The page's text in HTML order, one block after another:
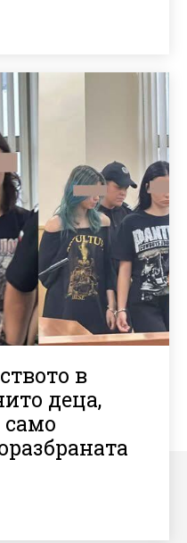
в
деца,